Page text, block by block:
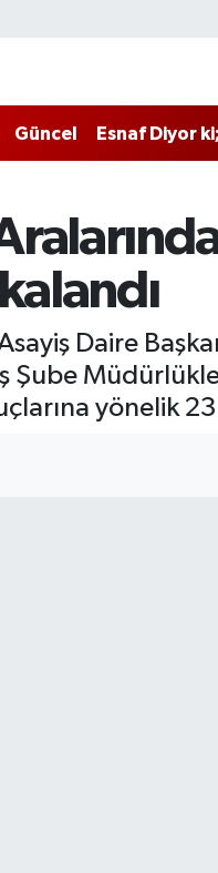
Güncel Esnaf Diyor ki;
Daire
yönelik